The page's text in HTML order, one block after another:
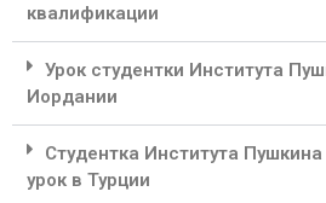
квалификации
Урок студентки Института
Иордании
Студентка Института
урок в Турции